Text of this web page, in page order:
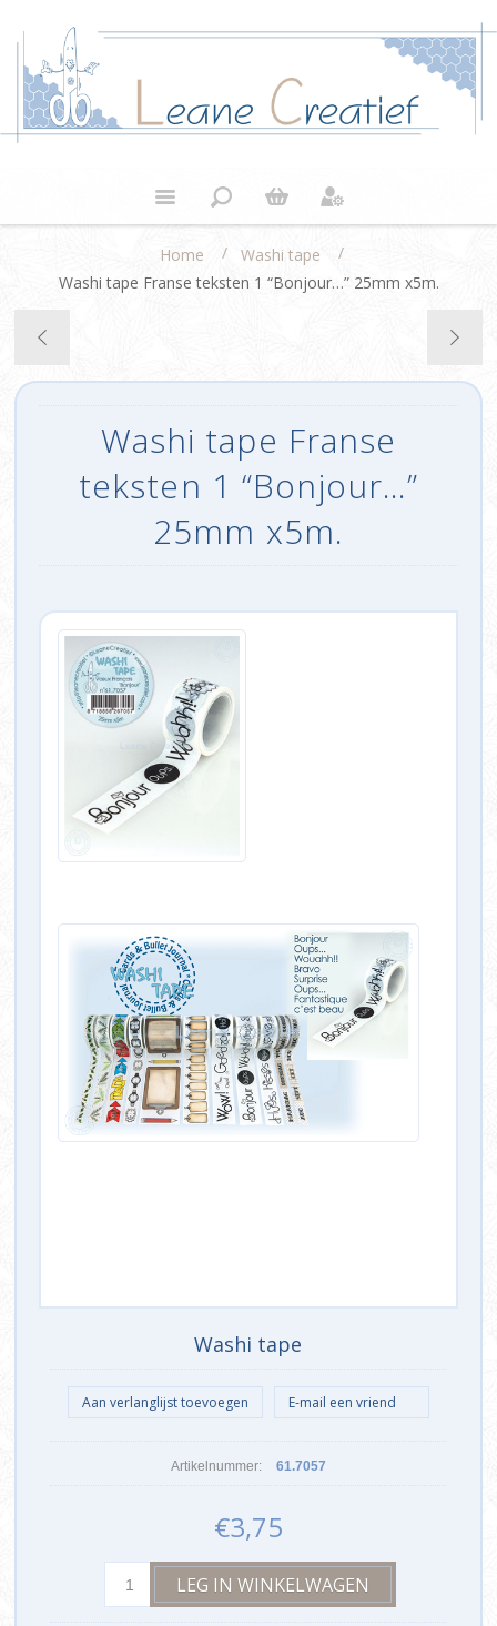
Home / Washi tape
/
Washi tape Franse teksten 1 “Bonjour…” 25mm x5m.
Washi tape Franse
teksten 1 “Bonjour…”
25mm x5m.
Washi tape
Artikelnummer: 61.7057
€3,75